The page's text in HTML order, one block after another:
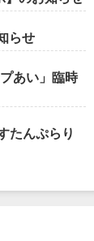
らせ
あい」臨時
たんぷらり